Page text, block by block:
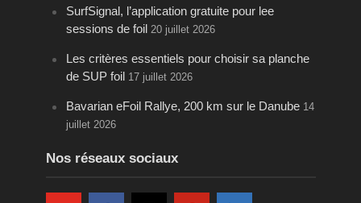
SurfSignal, l’application gratuite pour lee
sessions de foil 20 juillet 2026
Les critères essentiels pour choisir sa planche
de SUP foil 17 juillet 2026
Bavarian eFoil Rallye, 200 km sur le Danube 14
juillet 2026
Nos réseaux sociaux